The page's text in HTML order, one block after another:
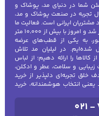
شما در دنیای مد، پوشاک و
| لیلیان مد، با بیش از ۱۵ سال تجربه در صنعت پوشاک و مد،
ایرانی است. فعالیت ما
از سال ۲۰۰۸ زیرمجموعه گروه شکوفا آغاز شد و امروز با بیش از ۱۰٬۰۰۰ متر
به یکی از قطب‌های عرضه
در لیلیان مد تلاش
را ارائه دهیم؛ از لباس
زیبایی و سلامت، عطر و ادکلن،
تجربه‌ای دلپذیر از خرید
انتخاب هوشمندانه، خرید
021